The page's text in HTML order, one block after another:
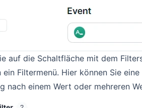
auf die Schaltfläche mit dem
ein Filtermenü. Hier können Sie
nach einem Wert oder mehreren